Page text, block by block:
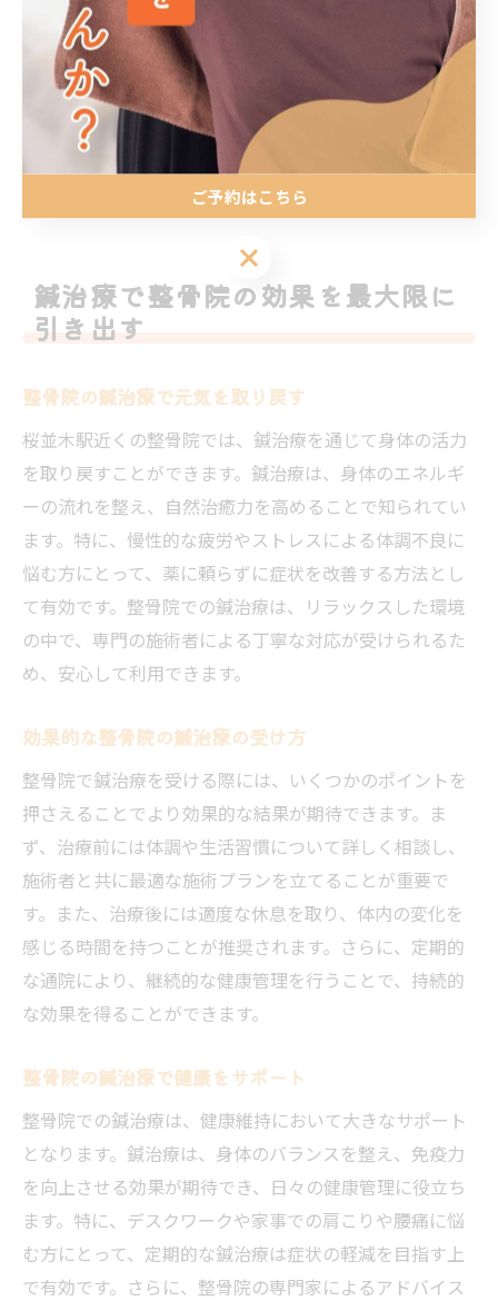
鍼治療を提供し、多くの利用者から支持を得ています。
駅からのアクセスが良いため、仕事や学業の合間に気軽
に立ち寄ることができ、忙しい日常の中でも無理なくリ
フレッシュできます。施術後は心身ともにリラックスで
き、日常のストレスを忘れさせてくれる空間が広がって
鍼治療で整骨院の効果を最大限に
引き出す
整骨院の鍼治療で元気を取り戻す
桜並木駅近くの整骨院では、鍼治療を通じて身体の活力
を取り戻すことができます。鍼治療は、身体のエネルギ
ーの流れを整え、自然治癒力を高めることで知られてい
ます。特に、慢性的な疲労やストレスによる体調不良に
悩む方にとって、薬に頼らずに症状を改善する方法とし
て有効です。整骨院での鍼治療は、リラックスした環境
の中で、専門の施術者による丁寧な対応が受けられるた
め、安心して利用できます。
効果的な整骨院の鍼治療の受け方
整骨院で鍼治療を受ける際には、いくつかのポイントを
押さえることでより効果的な結果が期待できます。ま
ず、治療前には体調や生活習慣について詳しく相談し、
施術者と共に最適な施術プランを立てることが重要で
す。また、治療後には適度な休息を取り、体内の変化を
感じる時間を持つことが推奨されます。さらに、定期的
な通院により、継続的な健康管理を行うことで、持続的
な効果を得ることができます。
整骨院の鍼治療で健康をサポート
整骨院での鍼治療は、健康維持において大きなサポート
となります。鍼治療は、身体のバランスを整え、免疫力
を向上させる効果が期待でき、日々の健康管理に役立ち
ます。特に、デスクワークや家事での肩こりや腰痛に悩
む方にとって、定期的な鍼治療は症状の軽減を目指す上
で有効です。さらに、整骨院の専門家によるアドバイス
ご予約はこちら
ご予約はこちら